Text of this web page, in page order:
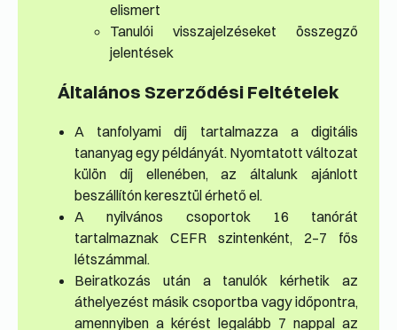
elismert
Tanulói visszajelzéseket összegző
jelentések
Általános Szerződési Feltételek
A tanfolyami díj tartalmazza a digitális
tananyag egy példányát. Nyomtatott változat
külön díj ellenében, az általunk ajánlott
beszállítón keresztül érhető el.
A nyilvános csoportok 16 tanórát
tartalmaznak CEFR szintenként, 2–7 fős
létszámmal.
Beiratkozás után a tanulók kérhetik az
áthelyezést másik csoportba vagy időpontra,
amennyiben a kérést legalább 7 nappal az